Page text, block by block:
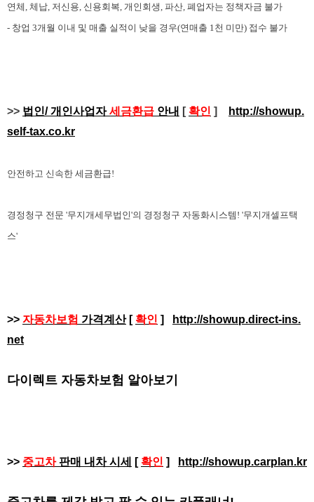
연체, 체납, 저신용, 신용회복, 개인회생, 파산, 폐업자는 정책자금 불가
- 창업 3개월 이내 및 매출 실적이 낮을 경우(연매출 1천 미만) 접수 불가
>> 법인/ 개인사업자세금환급 안내 [ 확인 ]
http://showup.
self-tax.co.kr
안전하고 신속한 세금환급!
경정청구 전문 '무지개세무법인'의 경정청구 자동화시스템! '무지개셀프택
스'
>> 자동차보험 가격계산[ 확인 ]
http://showup.direct-ins.
net
다이렉트 자동차보험 알아보기
>> 중고차판매 내차 시세 [ 확인 ] http://showup.carplan.kr